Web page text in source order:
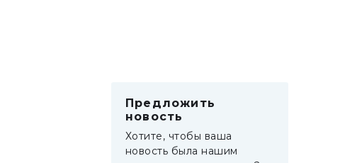
Предложить
новость
Хотите, чтобы ваша
новость была нашим